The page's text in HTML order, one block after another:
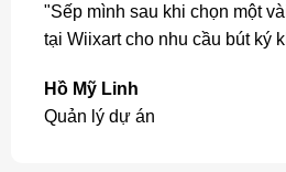
"Sếp mình sau khi chọn một
tại Wiixart cho nhu cầu bút ký
Hồ Mỹ Linh
Quản lý dự án